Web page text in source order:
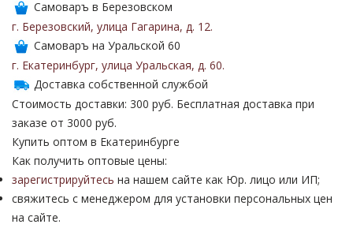
Самоваръ в Березовском
г. Березовский, улица Гагарина, д. 12.
Самоваръ на Уральской 60
г. Екатеринбург, улица Уральская, д. 60.
Доставка собственной службой
Стоимость доставки: 300 руб. Бесплатная доставка при
заказе от 3000 руб.
Купить оптом в Екатеринбурге
Как получить оптовые цены:
зарегистрируйтесь на нашем сайте как Юр. лицо или ИП;
свяжитесь с менеджером для установки персональных цен
на сайте.